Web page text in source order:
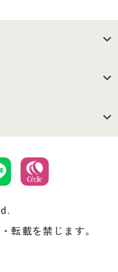
ップ
は
合
転載を禁じます。